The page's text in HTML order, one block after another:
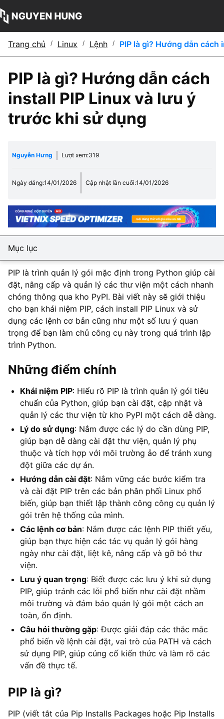
Trang chủ / Linux / Lệnh / PIP là gì? Hướng dẫn
PIP là gì? Hướng dẫn cách
install PIP Linux và lưu ý
trước khi sử dụng
Nguyễn Hưng Lượt xem:319
Ngày đăng:14/01/2026 Cập nhật lần cuối:14/01/2026
Mục lục
PIP là trình quản lý gói mặc định trong Python giúp cài
đặt, nâng cấp và quản lý các thư viện một cách nhanh
chóng thông qua kho PyPI. Bài viết này sẽ giới thiệu
cho bạn khái niệm PIP, cách install PIP Linux và sử
dụng các lệnh cơ bản cũng như một số lưu ý quan
trọng để bạn làm chủ công cụ này trong quá trình lập
trình Python.
Những điểm chính
Khái niệm PIP: Hiểu rõ PIP là trình quản lý gói tiêu
chuẩn của Python, giúp bạn cài đặt, cập nhật và
quản lý các thư viện từ kho PyPI một cách dễ dàng.
Lý do sử dụng: Nắm được các lý do cần dùng PIP,
giúp bạn dễ dàng cài đặt thư viện, quản lý phụ
thuộc và tích hợp với môi trường ảo để tránh xung
đột giữa các dự án.
Hướng dẫn cài đặt: Nắm vững các bước kiểm tra
và cài đặt PIP trên các bản phân phối Linux phổ
biến, giúp bạn thiết lập thành công công cụ quản lý
gói trên hệ thống của mình.
Các lệnh cơ bản: Nắm được các lệnh PIP thiết yếu,
giúp bạn thực hiện các tác vụ quản lý gói hàng
ngày như cài đặt, liệt kê, nâng cấp và gỡ bỏ thư
viện.
Lưu ý quan trọng: Biết được các lưu ý khi sử dụng
PIP, giúp tránh các lỗi phổ biến như cài đặt nhầm
môi trường và đảm bảo quản lý gói một cách an
toàn, ổn định.
Câu hỏi thường gặp: Được giải đáp các thắc mắc
phổ biến về lệnh cài đặt, vai trò của PATH và cách
sử dụng PIP, giúp củng cố kiến thức và làm rõ các
vấn đề thực tế.
PIP là gì?
PIP (viết tắt của Pip Installs Packages hoặc Pip Installs